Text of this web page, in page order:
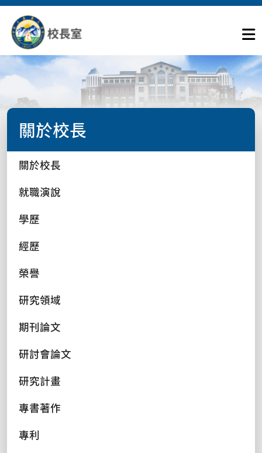
關於校長
關於校長
就職演說
學歷
經歷
榮譽
研究領域
期刊論文
研討會論文
研究計畫
專書著作
專利